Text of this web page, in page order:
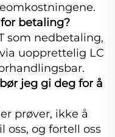
betaling?
som nedbetaling,
uopprettelig LC
jeg gi deg for å
prøver, ikke å
oss, og fortell oss